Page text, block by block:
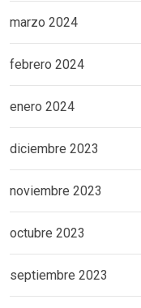
marzo 2024
febrero 2024
enero 2024
diciembre 2023
noviembre 2023
octubre 2023
septiembre 2023